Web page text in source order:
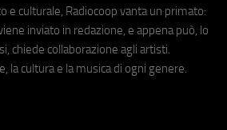
e culturale, Radiocoop vanta un primato:
inviato in redazione, e appena può, lo
chiede collaborazione agli artisti.
la cultura e la musica di ogni genere.